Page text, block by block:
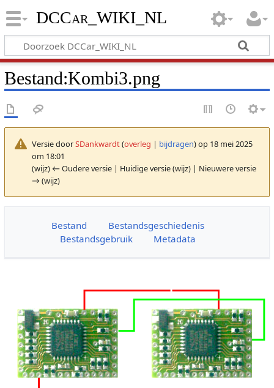
DCCar_WIKI_NL
Bestand:Kombi3.png
Versie doorSDankwardt(overleg | bijdragen)op 18 mei 2025
om 18:01
(wijz) ← Oudere versie | Huidige versie (wijz) | Nieuwere versie
→ (wijz)
Bestand
Bestandsgeschiedenis
Bestandsgebruik
Metadata